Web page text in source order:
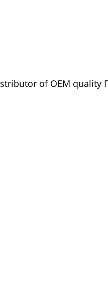
of OEM quality